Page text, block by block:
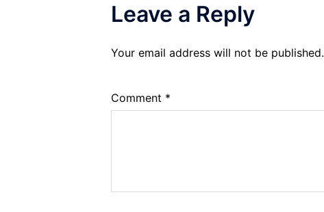
Leave a Reply
Your email address will not be published.
Comment *